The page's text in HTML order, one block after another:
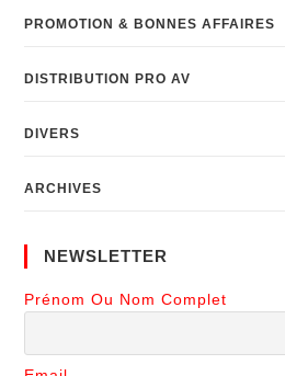
PROMOTION & BONNES AFFAIRES
DISTRIBUTION PRO AV
DIVERS
ARCHIVES
NEWSLETTER
Prénom Ou Nom Complet